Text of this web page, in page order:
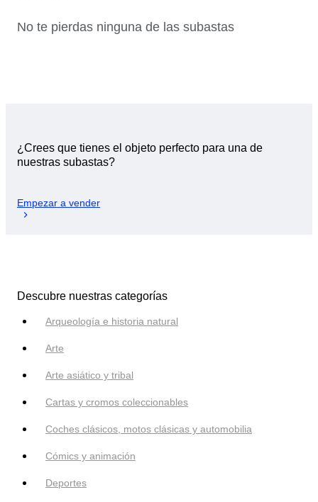
No te pierdas ninguna de las subastas
¿Crees que tienes el objeto perfecto para una de
nuestras subastas?
Empezar a vender
Descubre nuestras categorías
Arqueología e historia natural
Arte
Arte asiático y tribal
Cartas y cromos coleccionables
Coches clásicos, motos clásicas y automobilia
Cómics y animación
Deportes